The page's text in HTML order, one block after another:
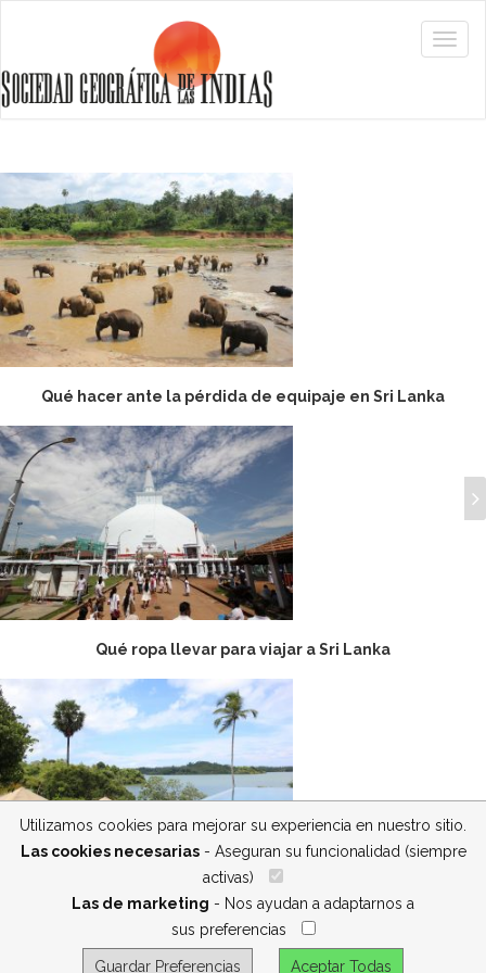
Qué hacer ante la pérdida de equipaje en Sri Lanka
Qué ropa llevar para viajar a Sri Lanka
El equipaje para viajar a Sri Lanka
Utilizamos cookies para mejorar su experiencia en nuestro sitio.
Las cookies necesarias- Aseguran su funcionalidad (siempre
activas)
Las de marketing - Nos ayudan a adaptarnos a
sus preferencias
Guardar Preferencias Aceptar Todas